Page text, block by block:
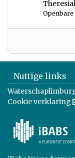
Nuttige links
Cookie verklaring